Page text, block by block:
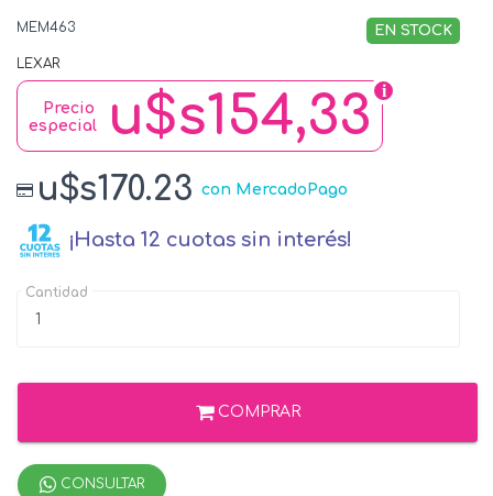
MEM463 EN STOCK
LEXAR
u$s154,33
Precio
especial
u$s170.23 con MercadoPago
¡Hasta 12 cuotas sin interés!
Cantidad
COMPRAR
CONSULTAR